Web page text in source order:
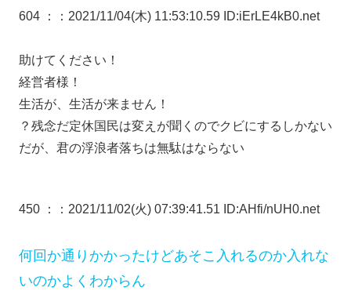
604 ： ：2021/11/04(木) 11:53:10.59 ID:iErLE4kB0.net
助けてください！
経営者様！
生活が、生活が来ません！
？残念だ定休国民は変えが聞くのでクビにするしかない
だが、君の浮浪者落ちは無駄はならない
450 ： ：2021/11/02(火) 07:39:41.51 ID:AHfi/nUH0.net
何回か通りかかったけどあそこ入れるのか入れな
いのかよくわからん